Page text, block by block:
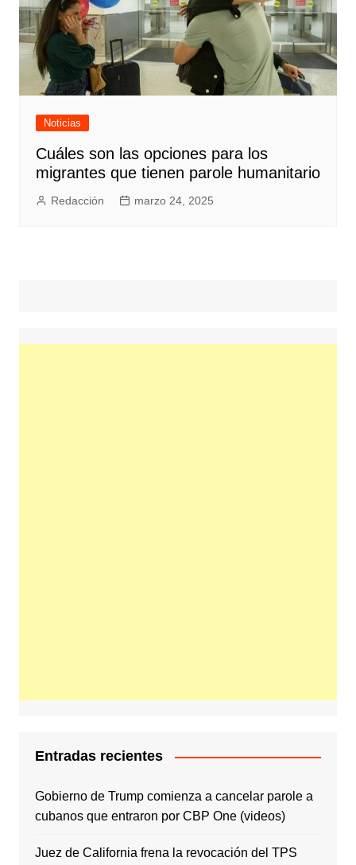
Noticias
Cuáles son las opciones para los
migrantes que tienen parole humanitario
Redacción marzo 24, 2025
Entradas recientes
Gobierno de Trump comienza a cancelar parole a
cubanos que entraron por CBP One (videos)
Juez de California frena la revocación del TPS